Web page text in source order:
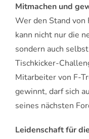
Mitmachen und
Wer den Stand von
kann nicht nur die
sondern auch
Tischkicker-
Mitarbeiter von F-
gewinnt, darf sich
seines nächsten
Leidenschaft für